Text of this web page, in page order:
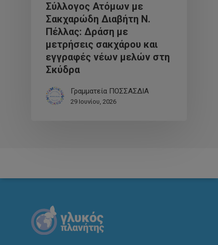
Σύλλογος Ατόμων με
Σακχαρώδη Διαβήτη Ν.
Πέλλας: Δράση με
μετρήσεις σακχάρου και
εγγραφές νέων μελών στη
Σκύδρα
Γραμματεία ΠΟΣΣΑΣΔΙΑ
29 Ιουνίου, 2026